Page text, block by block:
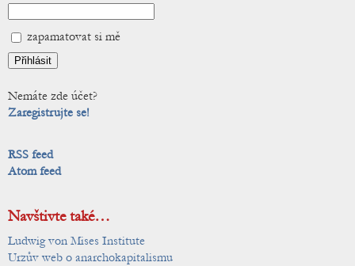
zapamatovat si mě
Nemáte zde účet?
Zaregistrujte se!
RSS feed
Atom feed
Navštivte také…
Ludwig von Mises Institute
Urzův web o anarchokapitalismu